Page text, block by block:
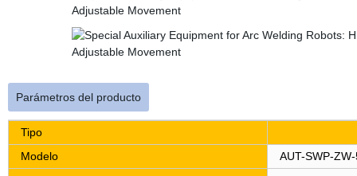
Parámetros del producto
Tipo
Modelo
AUT-SWP-